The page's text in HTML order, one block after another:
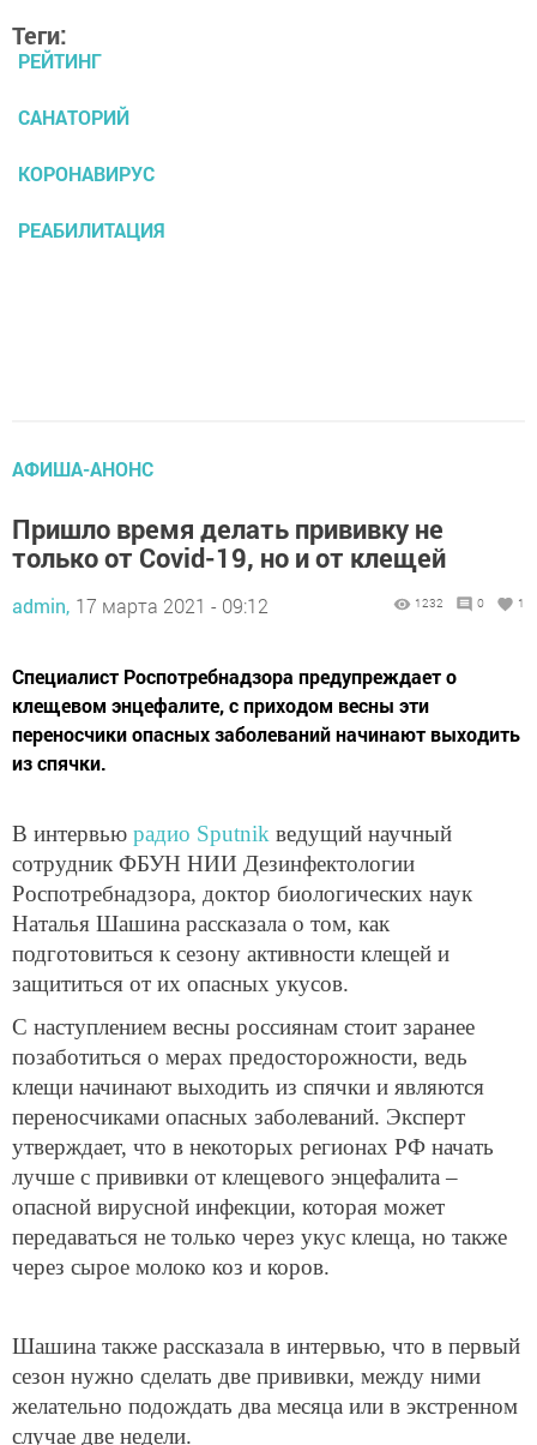
Теги:
РЕЙТИНГ
САНАТОРИЙ
КОРОНАВИРУС
РЕАБИЛИТАЦИЯ
АФИША-АНОНС
Пришло время делать прививку не
только от Covid-19, но и от клещей
admin, 17 марта 2021 - 09:12 1232 0 1
Специалист Роспотребнадзора предупреждает о
клещевом энцефалите, с приходом весны эти
переносчики опасных заболеваний начинают выходить
из спячки.
В интервью радио Sputnik ведущий научный
сотрудник ФБУН НИИ Дезинфектологии
Роспотребнадзора, доктор биологических наук
Наталья Шашина рассказала о том, как
подготовиться к сезону активности клещей и
защититься от их опасных укусов.
С наступлением весны россиянам стоит заранее
позаботиться о мерах предосторожности, ведь
клещи начинают выходить из спячки и являются
переносчиками опасных заболеваний. Эксперт
утверждает, что в некоторых регионах РФ начать
лучше с прививки от клещевого энцефалита –
опасной вирусной инфекции, которая может
передаваться не только через укус клеща, но также
через сырое молоко коз и коров.
Шашина также рассказала в интервью, что в первый
сезон нужно сделать две прививки, между ними
желательно подождать два месяца или в экстренном
случае две недели.